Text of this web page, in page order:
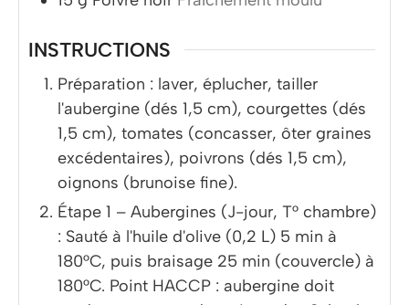
INSTRUCTIONS
Préparation : laver, éplucher, tailler
l'aubergine (dés 1,5 cm), courgettes (dés
1,5 cm), tomates (concasser, ôter graines
excédentaires), poivrons (dés 1,5 cm),
oignons (brunoise fine).
Étape 1 – Aubergines (J-jour, T° chambre)
: Sauté à l'huile d'olive (0,2 L) 5 min à
180°C, puis braisage 25 min (couvercle) à
180°C. Point HACCP : aubergine doit